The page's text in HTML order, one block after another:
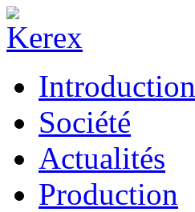
Introduction
Société
Actualités
Production